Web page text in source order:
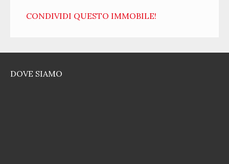
CONDIVIDI QUESTO IMMOBILE!
DOVE SIAMO